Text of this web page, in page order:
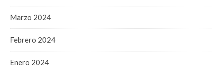
Marzo 2024
Febrero 2024
Enero 2024